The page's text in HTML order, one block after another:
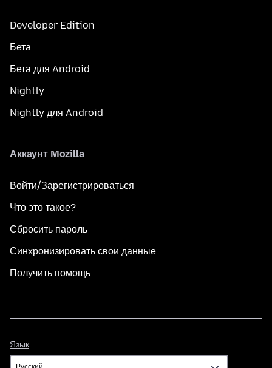
Developer Edition
Бета
Бета для Android
Nightly
Nightly для Android
Аккаунт Mozilla
Войти/Зарегистрироваться
Что это такое?
Сбросить пароль
Синхронизировать свои данные
Получить помощь
Язык